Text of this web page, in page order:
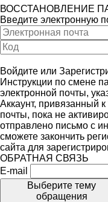
ВОССТАНОВЛЕНИЕ
Введите электронную
Войдите или
Инструкции по смене
электронной почты,
Аккаунт, привязанный
почты, пока не
отправлено письмо с
сможете закончить
сайта для
ОБРАТНАЯ СВЯЗЬ
E-mail
Выберите тему
обращения